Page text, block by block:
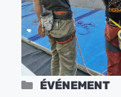
Catégories
ÉVÉNEMENT